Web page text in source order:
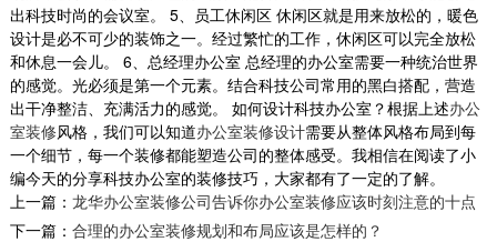
出科技时尚的会议室。 5、员工休闲区 休闲区就是用来放松的，暖色
设计是必不可少的装饰之一。经过繁忙的工作，休闲区可以完全放松
和休息一会儿。 6、总经理办公室 总经理的办公室需要一种统治世界
的感觉。光必须是第一个元素。结合科技公司常用的黑白搭配，营造
出干净整洁、充满活力的感觉。 如何设计科技办公室？根据上述办公
室装修风格，我们可以知道办公室装修设计需要从整体风格布局到每
一个细节，每一个装修都能塑造公司的整体感受。我相信在阅读了小
编今天的分享科技办公室的装修技巧，大家都有了一定的了解。
上一篇： 龙华办公室装修公司告诉你办公室装修应该时刻注意的十点
下一篇： 合理的办公室装修规划和布局应该是怎样的？
布吉办公室装修案例展示
办公室房间的设计配置，一般而言，职位越高者
越後面，犹如银行业的摆置，前线为柜台员、襄
理、副...
2018-06-21
岷江文业 商务风
现代商务风中又讲究简洁，体现公司严谨的文